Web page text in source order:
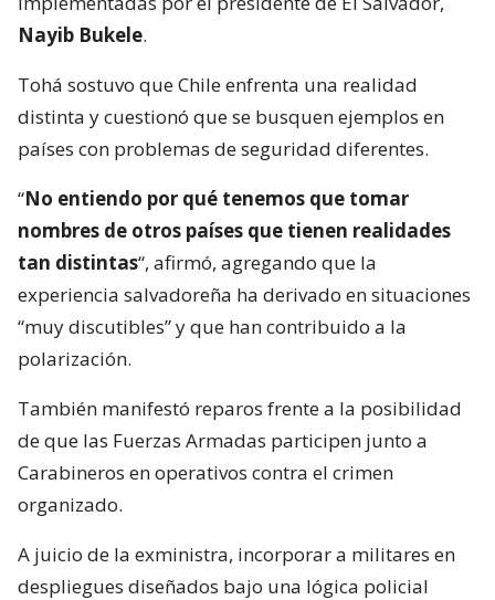
Nayib Bukele.
Tohá sostuvo que Chile enfrenta una realidad
distinta y cuestionó que se busquen ejemplos en
países con problemas de seguridad diferentes.
“No entiendo por qué tenemos que tomar
nombres de otros países que tienen realidades
tan distintas“, afirmó, agregando que la
experiencia salvadoreña ha derivado en situaciones
“muy discutibles” y que han contribuido a la
polarización.
También manifestó reparos frente a la posibilidad
de que las Fuerzas Armadas participen junto a
Carabineros en operativos contra el crimen
organizado.
A juicio de la exministra, incorporar a militares en
despliegues diseñados bajo una lógica policial